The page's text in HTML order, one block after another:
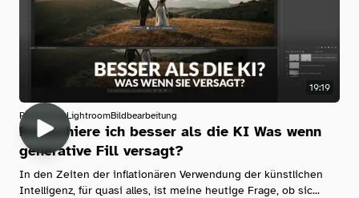
19:19
PhotoshopLightroomBildbearbeitung
Retuschiere ich besser als die KI Was wenn
generative Fill versagt?
In den Zeiten der inflationären Verwendung der künstlichen
Intelligenz, für quasi alles, ist meine heutige Frage, ob sic...